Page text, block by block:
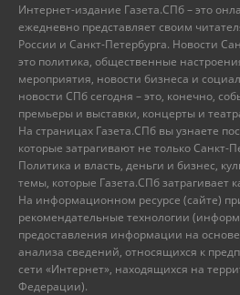
Интернет-издание Газета.СПб – это
ежедневно представляет своим
России и Санкт-Петербурга. Новости
это политика, общественные
мероприятия, новости бизнеса и
новости СПб сегодня – это, конечно,
премьеры и выставки, концерты и
На страницах Газета.СПб вы узнаете
которые затрагивают не только Санкт-
Политика и власть, деньги и бизнес,
темы, которые Газета.СПб затрагивает
На информационном ресурсе (сайте)
рекомендательные технологии
предоставления информации на
анализа сведений, относящихся к
сети «Интернет», находящихся на
Федерации).